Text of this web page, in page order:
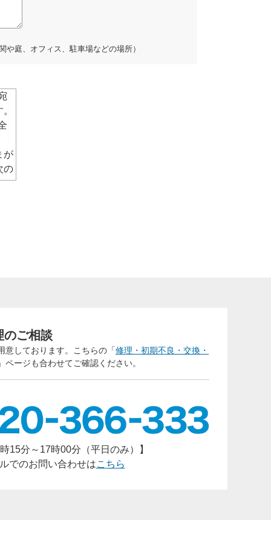
庭、オフィス、駐車場などの場所）
が
の
回
のご相談
意しております。こちらの「修理・初期不良・交換・
」ページも合わせてご確認ください。
時15分～17時00分（平日のみ）】
でのお問い合わせはこちら